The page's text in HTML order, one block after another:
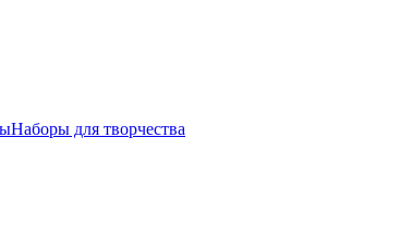
Наборы для творчества